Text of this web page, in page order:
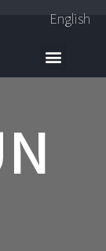
English